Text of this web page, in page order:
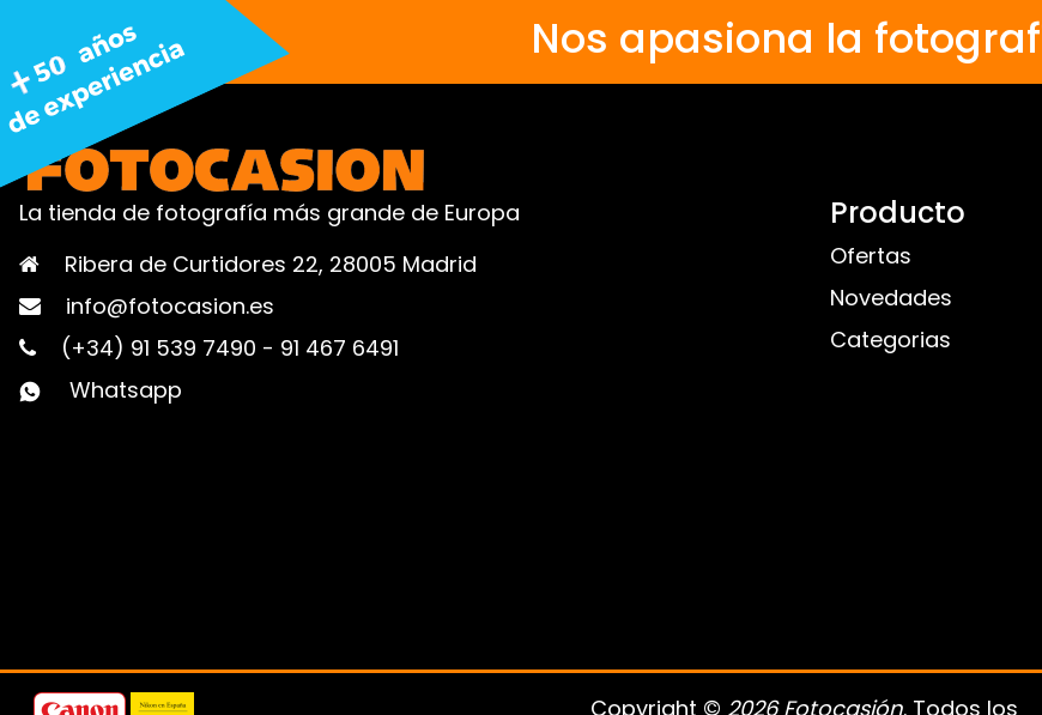
Nos apasiona la
La tienda de fotografía más grande de Europa
Ribera de Curtidores 22, 28005 Madrid
info@fotocasion.es
(+34) 91 539 7490 - 91 467 6491
Whatsapp
Producto
Ofertas
Novedades
Categorias
Copyright © 2026 Fotocasión. Todos los